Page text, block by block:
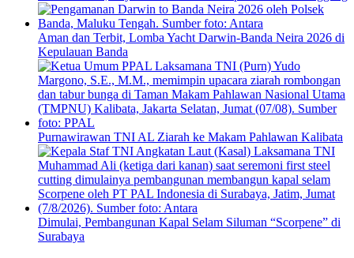
Aman dan Terbit, Lomba Yacht Darwin-Banda Neira 2026 di
Kepulauan Banda
Purnawirawan TNI AL Ziarah ke Makam Pahlawan Kalibata
Dimulai, Pembangunan Kapal Selam Siluman “Scorpene” di
Surabaya